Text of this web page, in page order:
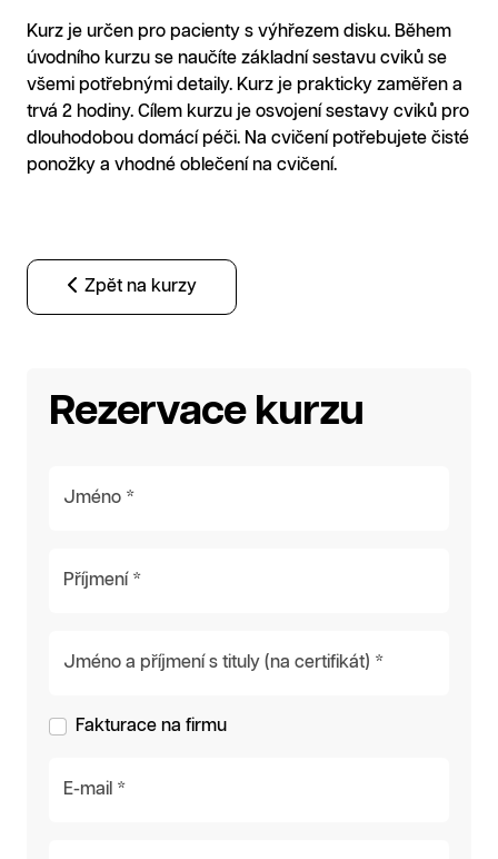
Kurz je určen pro pacienty s výhřezem disku. Během
úvodního kurzu se naučíte základní sestavu cviků se
všemi potřebnými detaily. Kurz je prakticky zaměřen a
trvá 2 hodiny. Cílem kurzu je osvojení sestavy cviků pro
dlouhodobou domácí péči. Na cvičení potřebujete čisté
ponožky a vhodné oblečení na cvičení.
Zpět na kurzy
Rezervace kurzu
Jméno *
Příjmení *
Jméno a příjmení s tituly (na certifikát) *
Fakturace na firmu
E-mail *